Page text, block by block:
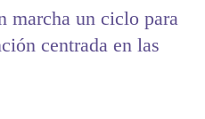
marcha un ciclo para
centrada en las